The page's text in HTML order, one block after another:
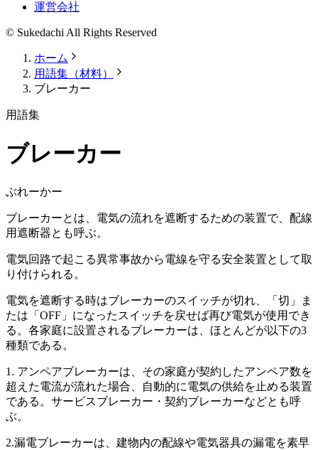
運営会社
© Sukedachi All Rights Reserved
ホーム
用語集（材料）
ブレーカー
用語集
ブレーカー
ぶれーかー
ブレーカーとは、電気の流れを遮断するための装置で、配線
用遮断器とも呼ぶ。
電気回路で起こる異常事故から電線を守る安全装置として取
り付けられる。
電気を遮断する時はブレーカーのスイッチが切れ、「切」ま
たは「OFF」になったスイッチを戻せば再び電気が使用でき
る。各家庭に設置されるブレーカーは、ほとんどが以下の3
種類である。
1. アンペアブレーカーは、その家庭が契約したアンペア数を
超えた電流が流れた場合、自動的に電気の供給を止める装置
である。サービスブレーカー・契約ブレーカーなどとも呼
ぶ。
2.漏電ブレーカーは、建物内の配線や電気器具の漏電を素早